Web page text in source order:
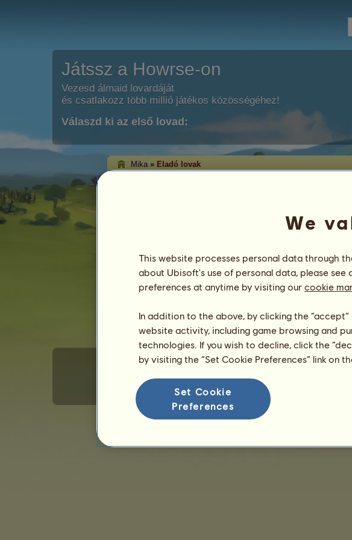
Játssz a Howrse-on
Vezesd álmaid lovardáját
és csatlakozz több millió játékos közösségéhez!
Válaszd ki az első lovad:
Mika» Eladó lovak
Ló Jellemvonások
Általános felhasználói feltételek Adatvédelem
We
This website processes personal data through
about Ubisoft's use of personal data, please see
preferences at anytime by visiting our cookie
In addition to the above, by clicking the
website activity, including game browsing and
technologies. If you wish to decline, click the
by visiting the “Set Cookie Preferences” link on
Set Cookie
Preferences